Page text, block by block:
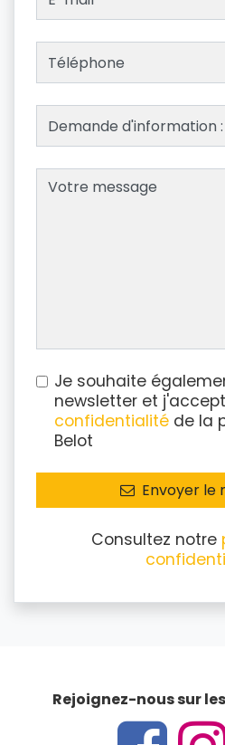
Je souhaite
newsletter et
confidentialité de la
Belot
Envoyer le
Consultez notre
Rejoignez-nous sur